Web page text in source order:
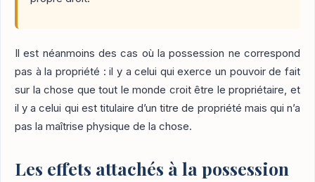
Il est néanmoins des cas où la possession ne correspond
pas à la propriété : il y a celui qui exerce un pouvoir de fait
sur la chose que tout le monde croit être le propriétaire, et
il y a celui qui est titulaire d’un titre de propriété mais qui n’a
pas la maîtrise physique de la chose.
Les effets attachés à la possession